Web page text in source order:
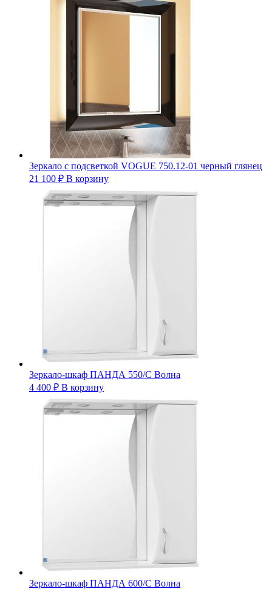
Зеркало с подсветкой VOGUE 750.12-01 черный глянец
21 100 ₽ В корзину
Зеркало-шкаф ПАНДА 550/С Волна
4 400 ₽ В корзину
Зеркало-шкаф ПАНДА 600/С Волна